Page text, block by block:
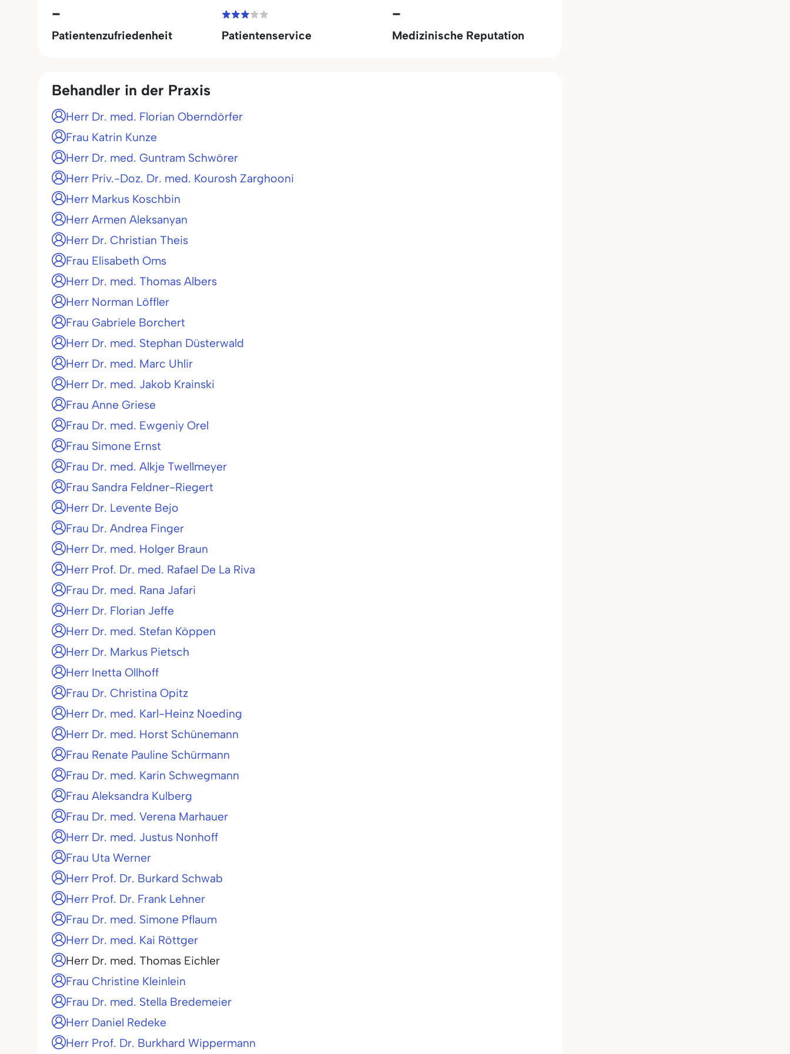
-
Patientenzufriedenheit Patientenservice
-
Medizinische Reputation
Behandler in der Praxis
Herr Dr. med. Florian Oberndörfer
Frau Katrin Kunze
Herr Dr. med. Guntram Schwörer
Herr Priv.-Doz. Dr. med. Kourosh Zarghooni
Herr Markus Koschbin
Herr Armen Aleksanyan
Herr Dr. Christian Theis
Frau Elisabeth Oms
Herr Dr. med. Thomas Albers
Herr Norman Löffler
Frau Gabriele Borchert
Herr Dr. med. Stephan Düsterwald
Herr Dr. med. Marc Uhlir
Herr Dr. med. Jakob Krainski
Frau Anne Griese
Frau Dr. med. Ewgeniy Orel
Frau Simone Ernst
Frau Dr. med. Alkje Twellmeyer
Frau Sandra Feldner-Riegert
Herr Dr. Levente Bejo
Frau Dr. Andrea Finger
Herr Dr. med. Holger Braun
Herr Prof. Dr. med. Rafael De La Riva
Frau Dr. med. Rana Jafari
Herr Dr. Florian Jeffe
Herr Dr. med. Stefan Köppen
Herr Dr. Markus Pietsch
Herr Inetta Ollhoff
Frau Dr. Christina Opitz
Herr Dr. med. Karl-Heinz Noeding
Herr Dr. med. Horst Schünemann
Frau Renate Pauline Schürmann
Frau Dr. med. Karin Schwegmann
Frau Aleksandra Kulberg
Frau Dr. med. Verena Marhauer
Herr Dr. med. Justus Nonhoff
Frau Uta Werner
Herr Prof. Dr. Burkard Schwab
Herr Prof. Dr. Frank Lehner
Frau Dr. med. Simone Pflaum
Herr Dr. med. Kai Röttger
Herr Dr. med. Thomas Eichler
Frau Christine Kleinlein
Frau Dr. med. Stella Bredemeier
Herr Daniel Redeke
Herr Prof. Dr. Burkhard Wippermann